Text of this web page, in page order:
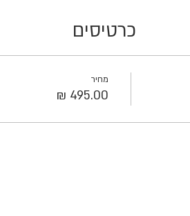
כרטיסים
מחיר